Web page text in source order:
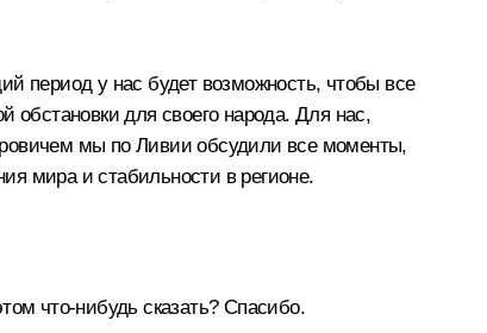
период у нас будет возможность, чтобы все
для своего народа. Для нас,
мы по Ливии обсудили все моменты,
мира и стабильности в регионе.
что-нибудь сказать? Спасибо.